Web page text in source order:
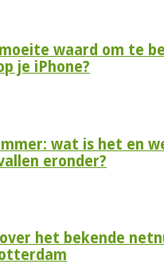
waard om te
je iPhone?
wat is het en
eronder?
het bekende